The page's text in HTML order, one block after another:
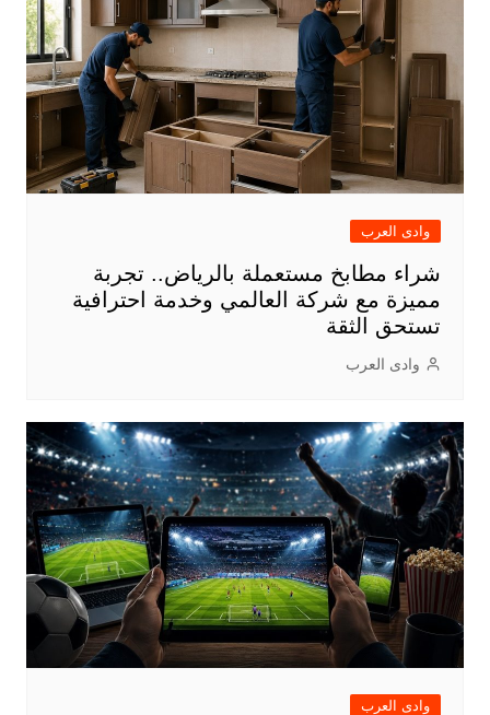
وادى العرب
شراء مطابخ مستعملة بالرياض.. تجربة
مميزة مع شركة العالمي وخدمة احترافية
تستحق الثقة
وادى العرب
وادى العرب